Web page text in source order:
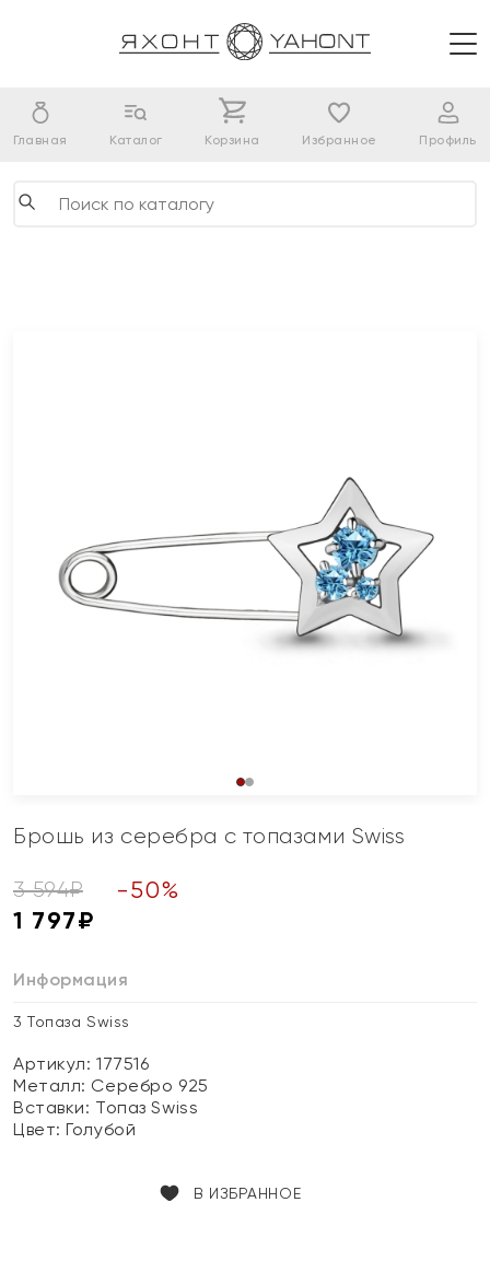
Главная Каталог Корзина Избранное Профиль
Брошь из серебра с топазами Swiss
3 594₽ -50%
1 797₽
Информация
3 Топаза Swiss
Артикул: 177516
Металл: Серебро 925
Вставки: Топаз Swiss
Цвет:Голубой
В ИЗБРАННОЕ